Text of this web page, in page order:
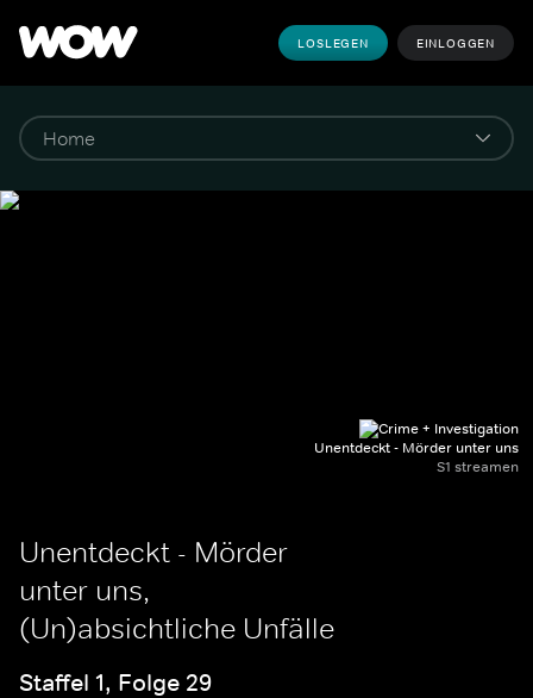
LOSLEGEN EINLOGGEN
Unentdeckt - Mörder unter uns
S1 streamen
Unentdeckt - Mörder
unter uns,
(Un)absichtliche Unfälle
Staffel 1, Folge 29